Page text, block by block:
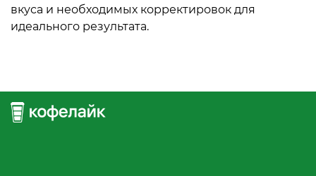
вкуса и необходимых корректировок для
идеального результата.